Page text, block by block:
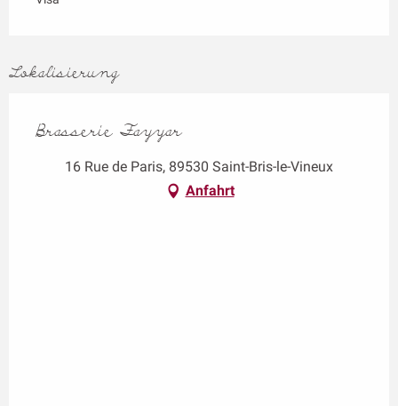
Lokalisierung
Brasserie Fayyar
16 Rue de Paris, 89530 Saint-Bris-le-Vineux
Anfahrt